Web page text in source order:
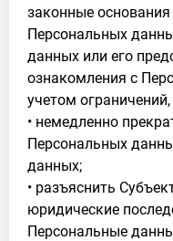
законные
Персональных
данных или его
ознакомления с
учетом
• немедленно
Персональных
данных;
• разъяснить
юридические
Персональные